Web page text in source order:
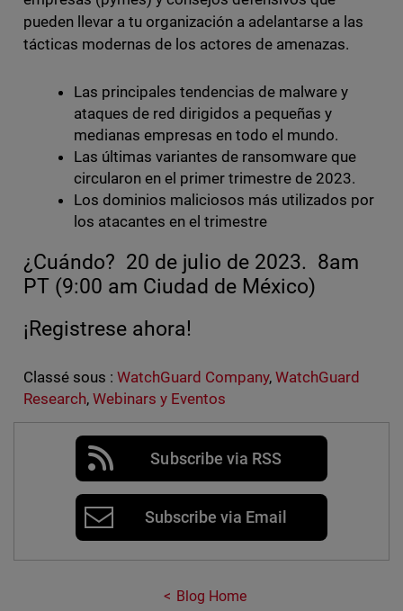
pueden llevar a tu organización a adelantarse a las
tácticas modernas de los actores de amenazas.
Las principales tendencias de malware y
ataques de red dirigidos a pequeñas y
medianas empresas en todo el mundo.
Las últimas variantes de ransomware que
circularon en el primer trimestre de 2023.
Los dominios maliciosos más utilizados por
los atacantes en el trimestre
¿Cuándo? 20 de julio de 2023. 8am
PT (9:00 am Ciudad de México)
¡Registrese ahora!
Classé sous : WatchGuard Company,WatchGuard
Research, Webinars y Eventos
Subscribe via RSS
Subscribe via Email
Blog Home